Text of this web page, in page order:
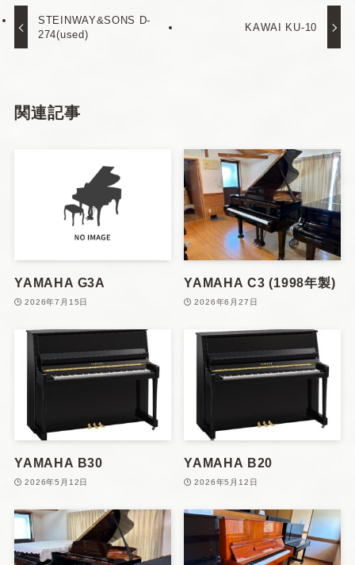
STEINWAY&SONS D-
274(used)
KAWAI KU-10
関連記事
YAMAHA G3A
2026年7月15日
YAMAHA C3 (1998年製)
2026年6月27日
YAMAHA B30
2026年5月12日
YAMAHA B20
2026年5月12日